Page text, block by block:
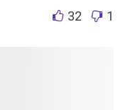
32 1